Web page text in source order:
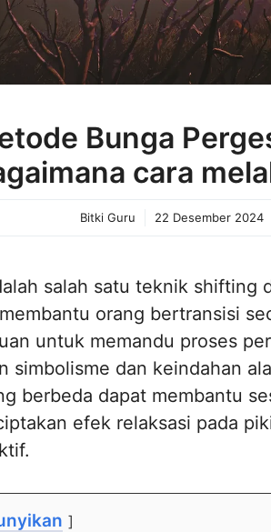
Bunga
cara
Bitki Guru 22 Desember 2024
salah satu teknik shifting
orang bertransisi
untuk memandu proses
simbolisme dan keindahan
berbeda dapat membantu
efek relaksasi pada